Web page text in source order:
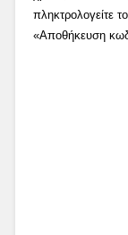
πληκτρολογείτε
«Αποθήκευση